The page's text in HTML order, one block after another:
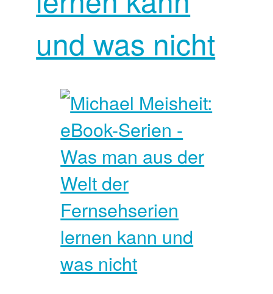
und was nicht